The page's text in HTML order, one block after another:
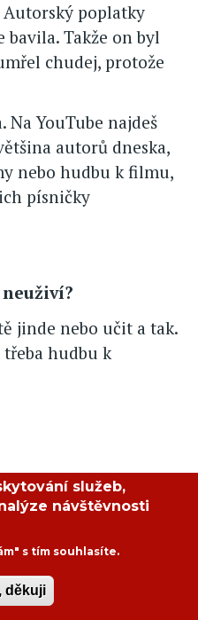
poplatky
bavila. Takže on byl
chudej, protože
Na YouTube najdeš
autorů dneska,
nebo hudbu k filmu,
písničky
jinde nebo učit a tak.
třeba hudbu k
nikdy nedělal.
podle mě u naší
služeb,
návštěvnosti
s tím souhlasíte.
děkuji